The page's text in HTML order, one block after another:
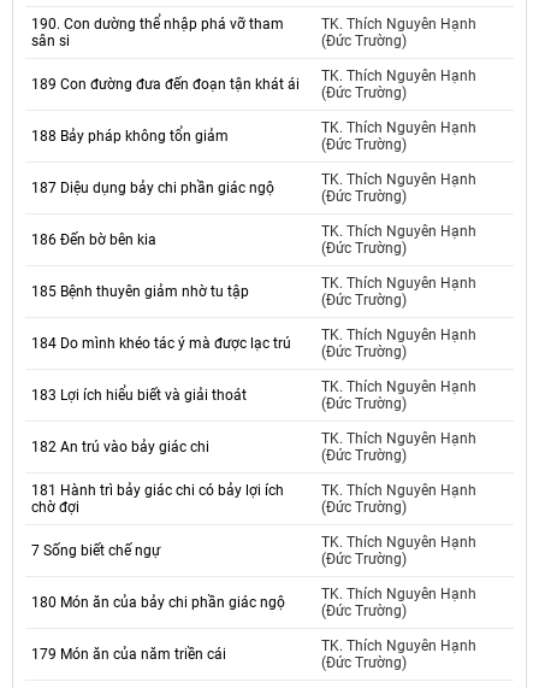
190. Con dường thể nhập phá vỡ tham
sân si
TK. Thích Nguyên Hạnh
(Đức Trường)
189 Con đường đưa đến đoạn tận khát ái
TK. Thích Nguyên Hạnh
(Đức Trường)
188 Bảy pháp không tổn giảm
TK. Thích Nguyên Hạnh
(Đức Trường)
187 Diệu dụng bảy chi phần giác ngộ
TK. Thích Nguyên Hạnh
(Đức Trường)
186 Đến bờ bên kia
TK. Thích Nguyên Hạnh
(Đức Trường)
185 Bệnh thuyên giảm nhờ tu tập
TK. Thích Nguyên Hạnh
(Đức Trường)
184 Do mình khéo tác ý mà được lạc trú
TK. Thích Nguyên Hạnh
(Đức Trường)
183 Lợi ích hiểu biết và giải thoát
TK. Thích Nguyên Hạnh
(Đức Trường)
182 An trú vào bảy giác chi
TK. Thích Nguyên Hạnh
(Đức Trường)
181 Hành trì bảy giác chi có bảy lợi ích
chờ đợi
TK. Thích Nguyên Hạnh
(Đức Trường)
7 Sống biết chế ngự
TK. Thích Nguyên Hạnh
(Đức Trường)
180 Món ăn của bảy chi phần giác ngộ
TK. Thích Nguyên Hạnh
(Đức Trường)
179 Món ăn của năm triền cái
TK. Thích Nguyên Hạnh
(Đức Trường)